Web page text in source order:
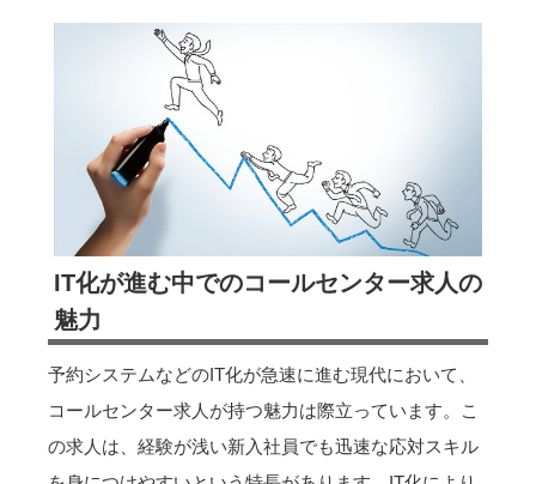
IT化が進む中でのコールセンター求人の
魅力
予約システムなどのIT化が急速に進む現代において、
コールセンター求人が持つ魅力は際立っています。こ
の求人は、経験が浅い新入社員でも迅速な応対スキル